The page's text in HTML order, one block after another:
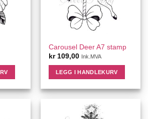
Carousel Deer A7 stamp
kr109,00 Ink.MVA
LEGG I HANDLEKURV